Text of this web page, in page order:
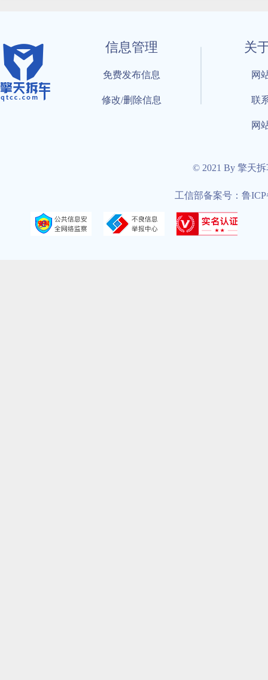
信息管理
免费发布信息
修改/删除信息
关
网
联
网
© 2021 By 擎天
工信部备案号：鲁